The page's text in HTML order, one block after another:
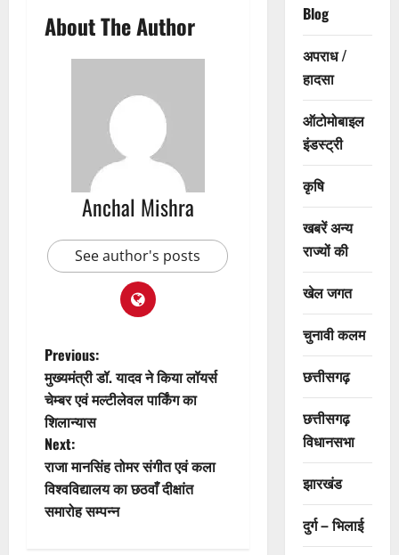
About The Author
Anchal Mishra
See author's posts
P
o
s
t
n
Previous:
मुख्यमंत्री डॉ. यादव ने किया लॉयर्स
चेम्बर एवं मल्टीलेवल पार्किंग का
शिलान्यास
Next:
राजा मानसिंह तोमर संगीत एवं कला
विश्वविद्यालय का छठवाँ दीक्षांत
समारोह सम्पन्न
Blog
अपराध /
हादसा
ऑटोमोबाइल
इंडस्ट्री
कृषि
खबरें अन्य
राज्यों की
खेल जगत
चुनावी कलम
छत्तीसगढ़
छत्तीसगढ़
विधानसभा
झारखंड
दुर्ग – भिलाई